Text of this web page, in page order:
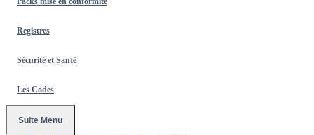
Registres
Sécurité et Santé
Les Codes
Suite Menu